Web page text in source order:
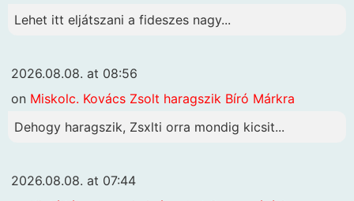
Lehet itt eljátszani a fideszes nagy...
2026.08.08. at 08:56
on Miskolc. Kovács Zsolt haragszik Bíró Márkra
Dehogy haragszik, Zsxlti orra mondig kicsit...
2026.08.08. at 07:44